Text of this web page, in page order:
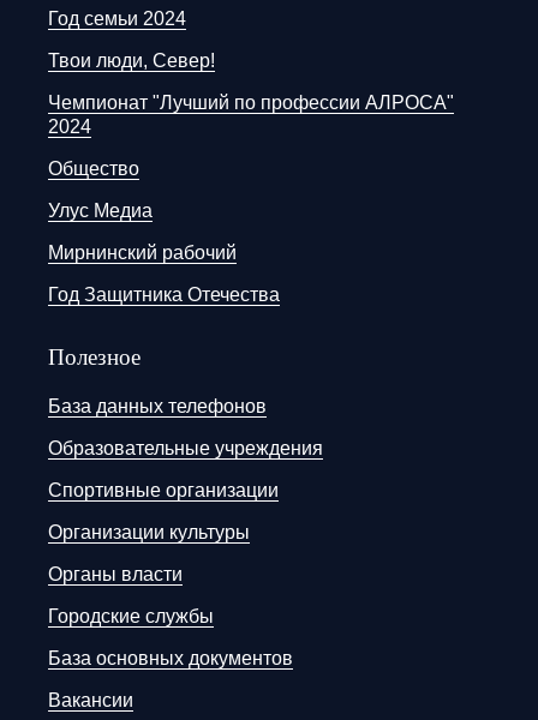
Год семьи 2024
Твои люди, Север!
Чемпионат "Лучший по профессии АЛРОСА"
2024
Общество
Улус Медиа
Мирнинский рабочий
Год Защитника Отечества
Полезное
База данных телефонов
Образовательные учреждения
Спортивные организации
Организации культуры
Органы власти
Городские службы
База основных документов
Вакансии